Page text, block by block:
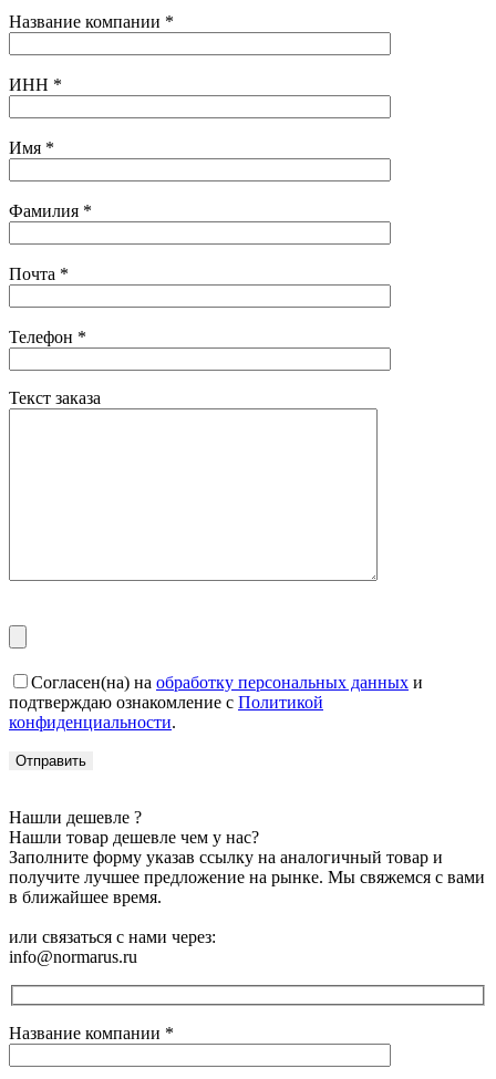
Название компании *
ИНН *
Имя *
Фамилия *
Почта *
Телефон *
Текст заказа
Согласен(на) на обработку персональных данных и
подтверждаю ознакомление с Политикой
конфиденциальности.
Нашли дешевле ?
Нашли товар дешевле чем у нас?
Заполните форму указав ссылку на аналогичный товар и
получите лучшее предложение на рынке. Мы свяжемся с вами
в ближайшее время.
или связаться с нами через:
info@normarus.ru
Название компании *